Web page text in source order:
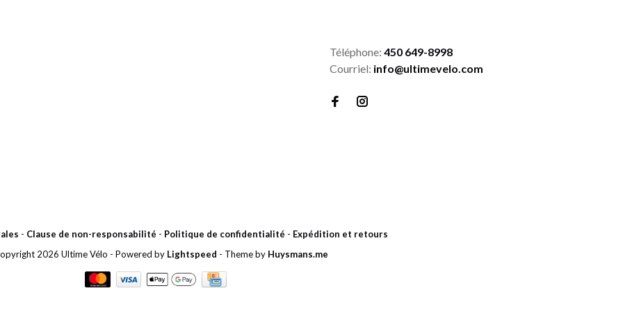
Téléphone: 450 649-8998
Courriel: info@ultimevelo.com
- Clause de non-responsabilité - Politique de confidentialité - Expédition et retours
2026 Ultime Vélo - Powered by Lightspeed - Theme by Huysmans.me